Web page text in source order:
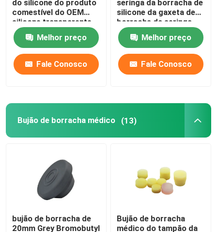
do silicone do produto
comestível do OEM
silicone transparente
do tubo de estômago
Melhor preço
Fale Conosco
seringa da borracha de
silicone da gaxeta de
borracha da seringa
5ml
Melhor preço
Fale Conosco
Bujão de borracha médico (13)
bujão de borracha de
20mm Grey Bromobutyl
Bujão de borracha
médico do tampão da